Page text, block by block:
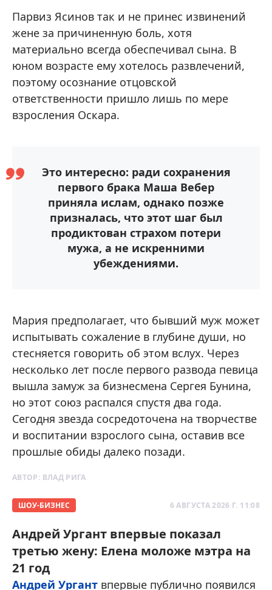
Парвиз Ясинов так и не принес извинений
жене за причиненную боль, хотя
материально всегда обеспечивал сына. В
юном возрасте ему хотелось развлечений,
поэтому осознание отцовской
ответственности пришло лишь по мере
взросления Оскара.
Это интересно: ради сохранения
первого брака Маша Вебер
приняла ислам, однако позже
призналась, что этот шаг был
продиктован страхом потери
мужа, а не искренними
убеждениями.
Мария предполагает, что бывший муж может
испытывать сожаление в глубине души, но
стесняется говорить об этом вслух. Через
несколько лет после первого развода певица
вышла замуж за бизнесмена Сергея Бунина,
но этот союз распался спустя два года.
Сегодня звезда сосредоточена на творчестве
и воспитании взрослого сына, оставив все
прошлые обиды далеко позади.
АВТОР: ВЛАД РИГА
ШОУ-БИЗНЕС 6 АВГУСТА 2026 Г. 11:08
Андрей Ургант впервые показал
третью жену: Елена моложе мэтра на
21 год
Андрей Ургант впервые публично появился